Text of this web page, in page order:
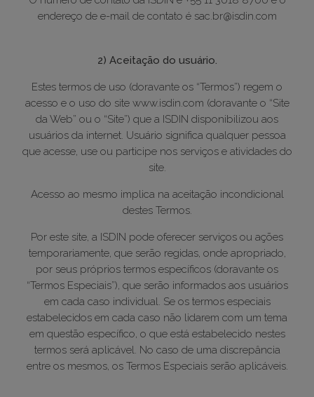
endereço de e-mail de contato é sac.br@isdin.com
2) Aceitação do usuário.
Estes termos de uso (doravante os “Termos”) regem o
acesso e o uso do site www.isdin.com (doravante o “Site
da Web” ou o “Site”) que a ISDIN disponibilizou aos
usuários da internet. Usuário significa qualquer pessoa
que acesse, use ou participe nos serviços e atividades do
site.
Acesso ao mesmo implica na aceitação incondicional
destes Termos.
Por este site, a ISDIN pode oferecer serviços ou ações
temporariamente, que serão regidas, onde apropriado,
por seus próprios termos específicos (doravante os
“Termos Especiais”), que serão informados aos usuários
em cada caso individual. Se os termos especiais
estabelecidos em cada caso não lidarem com um tema
em questão específico, o que está estabelecido nestes
termos será aplicável. No caso de uma discrepância
entre os mesmos, os Termos Especiais serão aplicáveis.